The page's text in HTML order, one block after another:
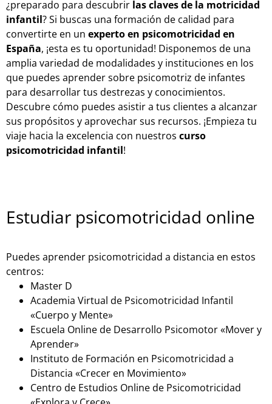
¿preparado para descubrir las claves de la motricidad
infantil? Si buscas una formación de calidad para
convertirte en un experto en psicomotricidad en
España, ¡esta es tu oportunidad! Disponemos de una
amplia variedad de modalidades y instituciones en los
que puedes aprender sobre psicomotriz de infantes
para desarrollar tus destrezas y conocimientos.
Descubre cómo puedes asistir a tus clientes a alcanzar
sus propósitos y aprovechar sus recursos. ¡Empieza tu
viaje hacia la excelencia con nuestros curso
psicomotricidad infantil!
Estudiar psicomotricidad online
Puedes aprender psicomotricidad a distancia en estos
centros:
Master D
Academia Virtual de Psicomotricidad Infantil
«Cuerpo y Mente»
Escuela Online de Desarrollo Psicomotor «Mover y
Aprender»
Instituto de Formación en Psicomotricidad a
Distancia «Crecer en Movimiento»
Centro de Estudios Online de Psicomotricidad